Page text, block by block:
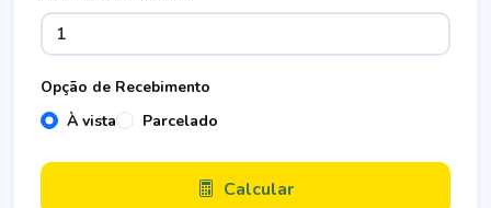
Opção de Recebimento
À vista
Parcelado
Calcular